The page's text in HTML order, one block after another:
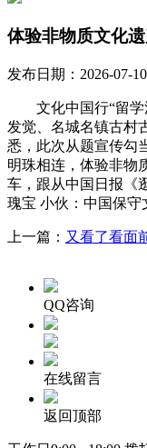
体验非物质文化
发布日期：2026-07-
文化中国行“留学沉
发觉、名城名镇古村
悉，此次从题宣传勾
明珠相连，体验非物
车，跟从中国日报《
瑰宝 小伙：中国保守
上一篇： 又看了看面
QQ咨询
在线留言
返回顶部